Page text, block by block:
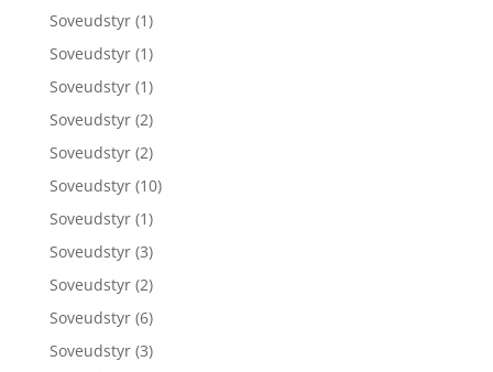
Soveudstyr (1)
Soveudstyr (1)
Soveudstyr (1)
Soveudstyr (2)
Soveudstyr (2)
Soveudstyr (10)
Soveudstyr (1)
Soveudstyr (3)
Soveudstyr (2)
Soveudstyr (6)
Soveudstyr (3)